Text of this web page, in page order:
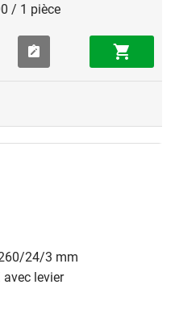
/ 1 pièce
24/3 mm
levier